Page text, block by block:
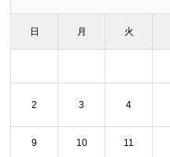
日 月 火
2 3 4
9 10 11